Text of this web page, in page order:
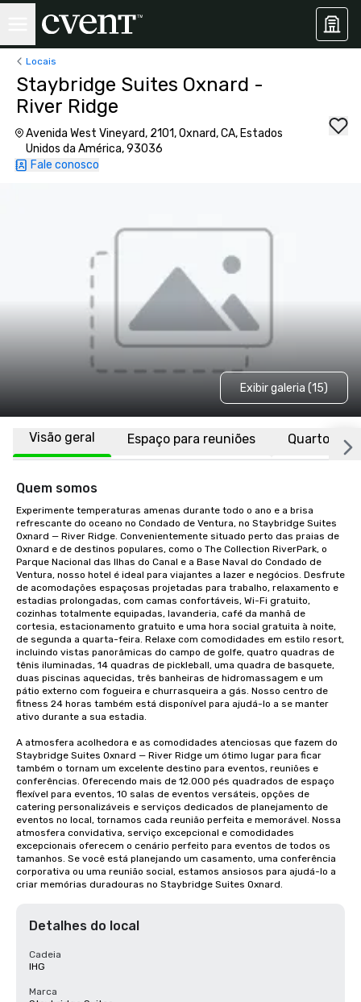
Locais
Staybridge Suites Oxnard -
River Ridge
Avenida West Vineyard, 2101, Oxnard, CA, Estados
Unidos da América, 93036
Fale conosco
Exibir galeria (15)
Visão geral Espaço para reuniões Quartos
Quem somos
Experimente temperaturas amenas durante todo o ano e a brisa
refrescante do oceano no Condado de Ventura, no Staybridge Suites
Oxnard — River Ridge. Convenientemente situado perto das praias de
Oxnard e de destinos populares, como o The Collection RiverPark, o
Parque Nacional das Ilhas do Canal e a Base Naval do Condado de
Ventura, nosso hotel é ideal para viajantes a lazer e negócios. Desfrute
de acomodações espaçosas projetadas para trabalho, relaxamento e
estadias prolongadas, com camas confortáveis, Wi-Fi gratuito,
cozinhas totalmente equipadas, lavanderia, café da manhã de
cortesia, estacionamento gratuito e uma hora social gratuita à noite,
de segunda a quarta-feira. Relaxe com comodidades em estilo resort,
incluindo vistas panorâmicas do campo de golfe, quatro quadras de
tênis iluminadas, 14 quadras de pickleball, uma quadra de basquete,
duas piscinas aquecidas, três banheiras de hidromassagem e um
pátio externo com fogueira e churrasqueira a gás. Nosso centro de
fitness 24 horas também está disponível para ajudá-lo a se manter
ativo durante a sua estadia.
A atmosfera acolhedora e as comodidades atenciosas que fazem do
Staybridge Suites Oxnard — River Ridge um ótimo lugar para ficar
também o tornam um excelente destino para eventos, reuniões e
conferências. Oferecendo mais de 12.000 pés quadrados de espaço
flexível para eventos, 10 salas de eventos versáteis, opções de
catering personalizáveis e serviços dedicados de planejamento de
eventos no local, tornamos cada reunião perfeita e memorável. Nossa
atmosfera convidativa, serviço excepcional e comodidades
excepcionais oferecem o cenário perfeito para eventos de todos os
tamanhos. Se você está planejando um casamento, uma conferência
corporativa ou uma reunião social, estamos ansiosos para ajudá-lo a
criar memórias duradouras no Staybridge Suites Oxnard.
Detalhes do local
Cadeia
IHG
Marca